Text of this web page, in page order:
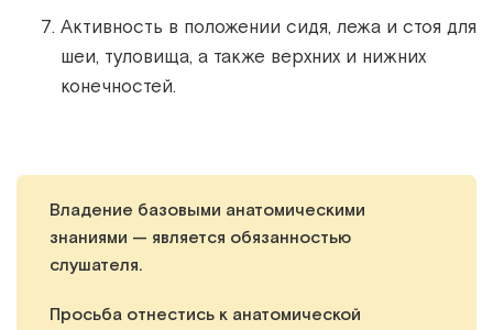
Активность в положении сидя, лежа и стоя для
шеи, туловища, а также верхних и нижних
конечностей.
Владение базовыми анатомическими
знаниями — является обязанностью
слушателя.
Просьба отнестись к анатомической